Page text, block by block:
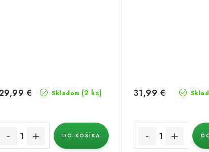
Skladom (2 ks)
€
DO KOŠÍKA
31,99 €